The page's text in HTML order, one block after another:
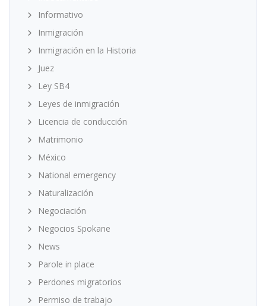
Informativo
Inmigración
Inmigración en la Historia
Juez
Ley SB4
Leyes de inmigración
Licencia de conducción
Matrimonio
México
National emergency
Naturalización
Negociación
Negocios Spokane
News
Parole in place
Perdones migratorios
Permiso de trabajo